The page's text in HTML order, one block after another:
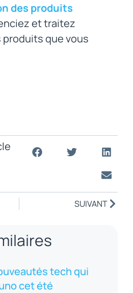
tech qui
cet été
des produits
et traitez
que vous
SUIVANT